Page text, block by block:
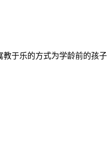
于乐的方式为学龄前的孩子